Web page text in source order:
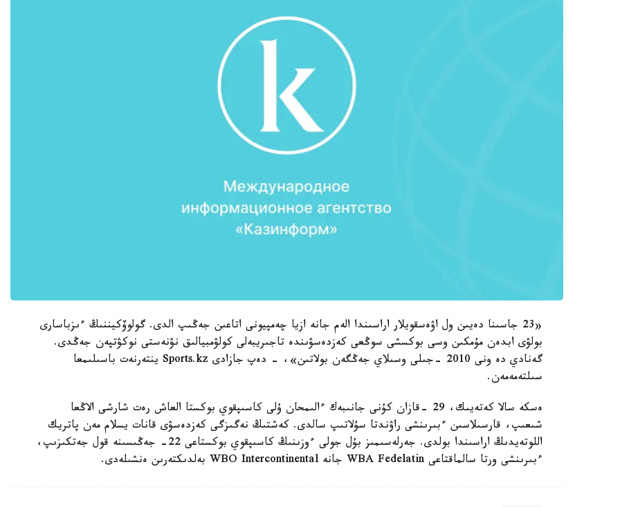
«23 جاسىنا دەيىن ول اۋەسقويلار اراسىندا الەم جانە ازيا چەمپيونى اتاعىن جەڭىپ الدى. گولوۆكيننىڭ ءىزباسارى
بولۋى ابدەن مۇمكىن وسى بوكسشى سوڭعى كەزدەسۋىندە تاجىريبەلى كولۋمبيالىق نۋنەستى نوكۋتپەن جەڭدى.
گەنادي دە ونى 2010 -جىلى وسىلاي جەڭگەن بولاتىن»، - دەپ جازادى Sports.kz ينتەرنەت باسىلىمعا
سىلتەمەمەن.
ەسكە سالا كەتەيىك، 29 -قازان كۇنى جانىبەك ءالىمحان ۇلى كاسىپقوي بوكستا العاش رەت شارشى الاڭعا
شىعىپ، قارسىلاسىن ءبىرىنشى راۋندتا سۇلاتىپ سالدى. كەشتىڭ نەگىزگى كەزدەسۋى قانات يسلام مەن پاتريك
اللوتەيدىڭ اراسىندا بولدى. جەرلەسىمىز بۇل جولى ءوزىنىڭ كاسىپقوي بوكستاعى 22- جەڭىسىنە قول جەتكىزىپ،
ءبىرىنشى ورتا سالماقتاعى WBA Fedelatin جانە WBO Intercontinental بەلدىكتەرىن ەنشىلەدى.